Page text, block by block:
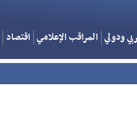
ودولي المراقب الإعلامي اقتصاد